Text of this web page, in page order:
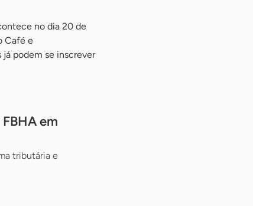
no dia 20 de
Café e
podem se inscrever
em
tributária e